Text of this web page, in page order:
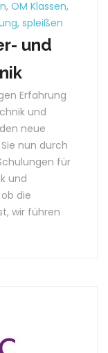
, OM Klassen,
, spleißen
und
Erfahrung
und
neue
nun durch
für
und
die
wir führen